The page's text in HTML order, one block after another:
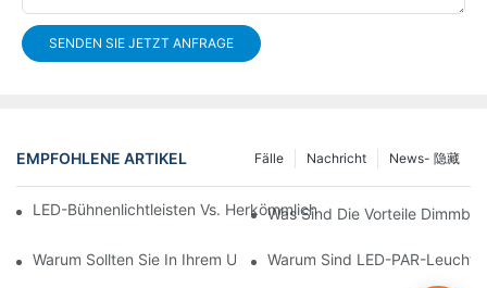
SENDEN SIE JETZT ANFRAGE
EMPFOHLENE ARTIKEL News- 隐藏
Nachricht
Fälle
LED-Bühnenlichtleisten Vs. Herkömmliche Bühnenbeleuchtung:
Was Sind Die Vorteile
Warum Sollten Sie In Ihrem Unternehmen Auf LED-PAR-
Warum Sind LED-PAR-